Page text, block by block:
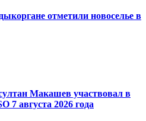
отметили новоселье в
Макашев участвовал в
7 августа 2026 года